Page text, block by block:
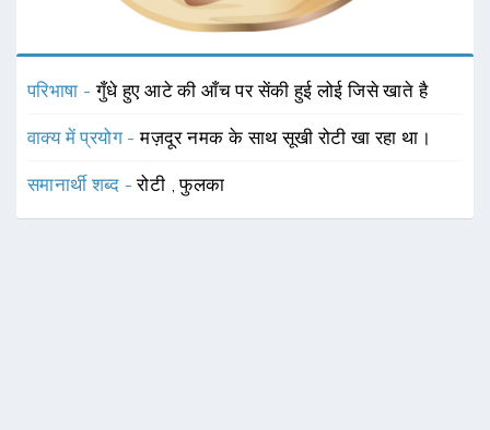
परिभाषा -गुँधे हुए आटे की आँच पर सेंकी हुई लोई जिसे खाते है
वाक्य में प्रयोग -मज़दूर नमक के साथ सूखी रोटी खा रहा था।
समानार्थी शब्द -रोटी ,फुलका